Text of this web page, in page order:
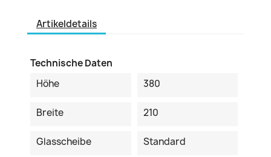
Artikeldetails
Technische Daten
Höhe
380
Breite 210
Glasscheibe Standard